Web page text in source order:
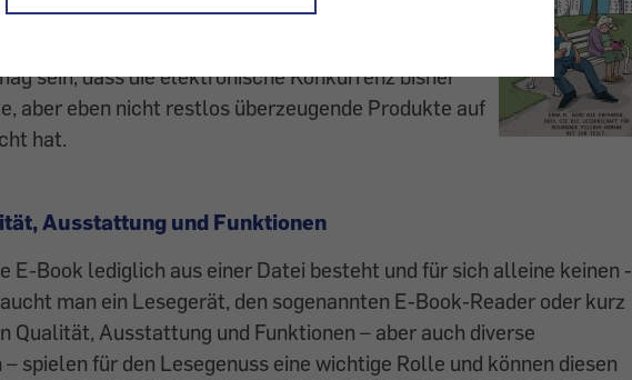
und noch ist – ­allen Umfragen und
sein, dass die elekt­ronische Konkurrenz bisher
aber eben nicht restlos überzeugende Produkte auf
hat.
Ausstattung und Funktionen
E-Book lediglich aus einer Datei besteht und für sich alleine keinen
man ein Lesegerät, den sogenannten E-Book-Reader oder kurz
Qualität, Ausstattung und Funktionen – aber auch diverse
spielen für den Lesegenuss eine wichtige Rolle und können diesen